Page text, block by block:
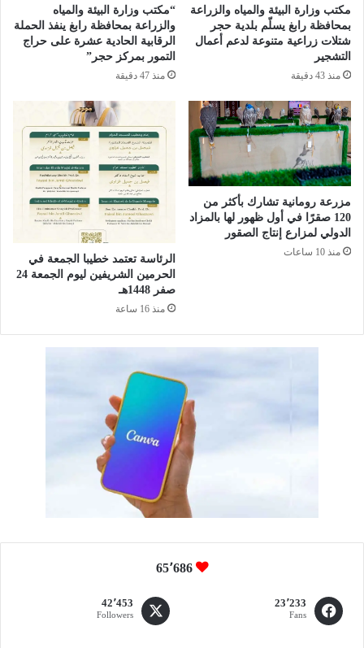
ر
ت
ل
م
س
يّ
ر
ل
ت
و
ل
د
ي
ط
ر
ي
ة
ت
ف
مكتب وزارة البيئة والمياه والزراعة
بمحافظة رابغ يسلّم بلدية حجر
شتلات زراعية متنوعة لدعم أعمال
التشجير
منذ 43 دقيقة
“مكتب وزارة البيئة والمياه
والزراعة بمحافظة رابغ ينفذ الحملة
الرقابية الحادية عشرة على حراج
التمور بمركز حجر”
منذ 47 دقيقة
مزرعة رومانية تشارك بأكثر من
120 صقرًا في أول ظهور لها بالمزاد
الدولي لمزارع إنتاج الصقور
منذ 10 ساعات
الرئاسة تعتمد خطيبا الجمعة في
الحرمين الشريفين ليوم الجمعة 24
صفر 1448هـ
منذ 16 ساعة
65٬686
23٬233
Fans
42٬453
Followers